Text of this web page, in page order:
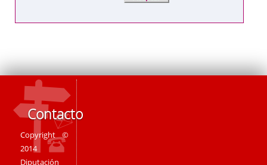
Contacto
Copyright ©
2014
Diputación